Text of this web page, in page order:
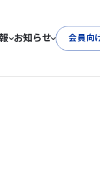
お知らせ 会員向